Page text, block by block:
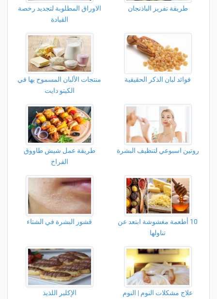
طريقة تفريز الباذنجان
الاوراق المطلوبة لتجديد رخصة
القيادة
فوائد لبان الذكر الحقيقية
منتجات الألبان المسموح بها في
الكيتو دايت
روتين اسبوعي لتنظيف البشرة
طريقة عمل شيش طاووق
الفراخ
10 أطعمة مغشوشة ابتعد عن
تناولها
قشور البشرة في الشتاء
علاج مشكلات النوم | النوم
الإكلير اللذيذ